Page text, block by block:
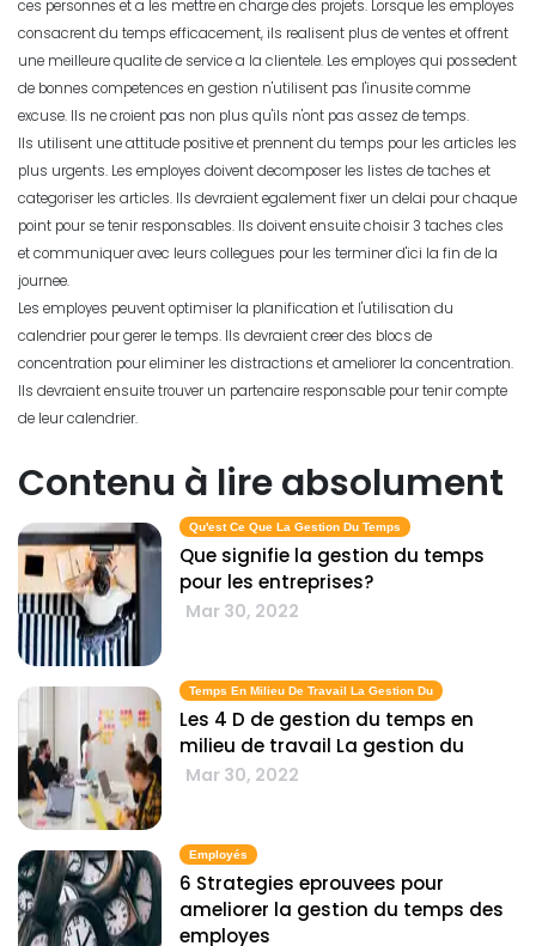
ces personnes et a les mettre en charge des projets. Lorsque les employes
consacrent du temps efficacement, ils realisent plus de ventes et offrent
une meilleure qualite de service a la clientele. Les employes qui possedent
de bonnes competences en gestion n'utilisent pas l'inusite comme
excuse. Ils ne croient pas non plus qu'ils n'ont pas assez de temps.
Ils utilisent une attitude positive et prennent du temps pour les articles les
plus urgents. Les employes doivent decomposer les listes de taches et
categoriser les articles. Ils devraient egalement fixer un delai pour chaque
point pour se tenir responsables. Ils doivent ensuite choisir 3 taches cles
et communiquer avec leurs collegues pour les terminer d'ici la fin de la
journee.
Les employes peuvent optimiser la planification et l'utilisation du
calendrier pour gerer le temps. Ils devraient creer des blocs de
concentration pour eliminer les distractions et ameliorer la concentration.
Ils devraient ensuite trouver un partenaire responsable pour tenir compte
de leur calendrier.
Contenu à lire absolument
Qu'est Ce Que La Gestion Du Temps
Que signifie la gestion du temps
pour les entreprises?
Mar 30, 2022
Temps En Milieu De Travail La Gestion Du
Les 4 D de gestion du temps en
milieu de travail La gestion du
Mar 30, 2022
Employés
6 Strategies eprouvees pour
ameliorer la gestion du temps des
employes